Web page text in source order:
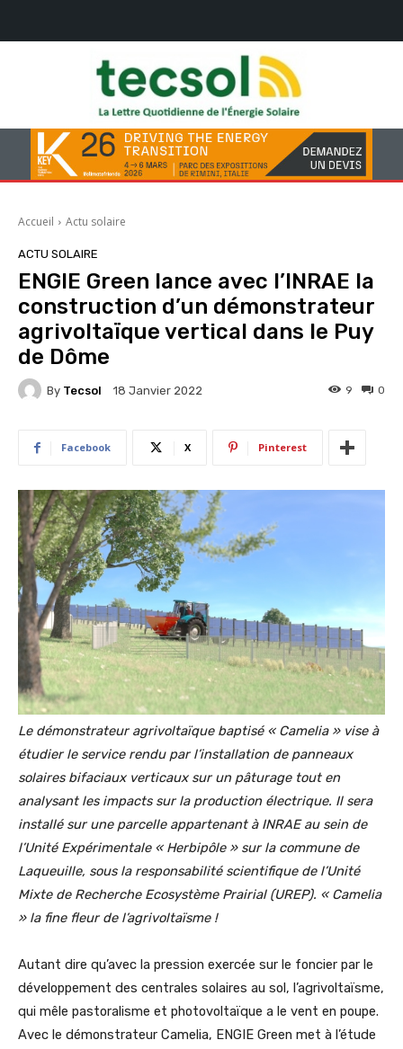
Accueil Actu solaire
ACTU SOLAIRE
ENGIE Green lance avec l’INRAE la
construction d’un démonstrateur
agrivoltaïque vertical dans le Puy
de Dôme
By Tecsol 18 Janvier 2022 0
9
Facebook X Pinterest
Le démonstrateur agrivoltaïque baptisé « Camelia » vise à
étudier le service rendu par l’installation de panneaux
solaires bifaciaux verticaux sur un pâturage tout en
analysant les impacts sur la production électrique. Il sera
installé sur une parcelle appartenant à INRAE au sein de
l’Unité Expérimentale « Herbipôle » sur la commune de
Laqueuille, sous la responsabilité scientifique de l’Unité
Mixte de Recherche Ecosystème Prairial (UREP). « Camelia
» la fine fleur de l’agrivoltaïsme !
Autant dire qu’avec la pression exercée sur le foncier par le
développement des centrales solaires au sol, l’agrivoltaïsme,
qui mêle pastoralisme et photovoltaïque a le vent en poupe.
Avec le démonstrateur Camelia, ENGIE Green met à l’étude